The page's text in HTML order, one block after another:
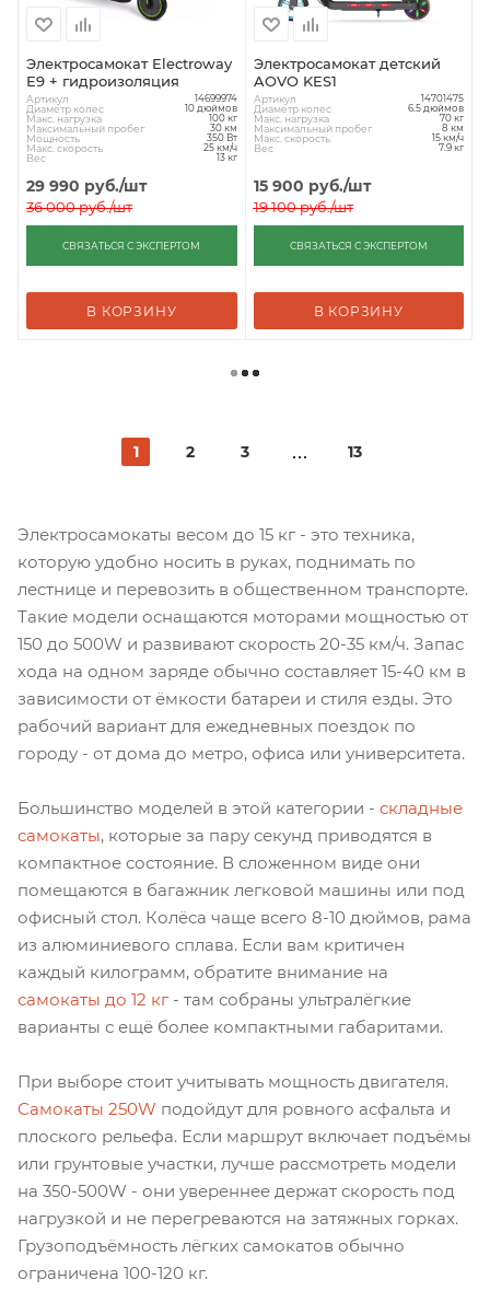
Электросамокат Electroway
E9 + гидроизоляция
Артикул 14699974
Диаметр колес 10 дюймов
Макс. нагрузка 100 кг
Максимальный пробег 30 км
Мощность 350 Вт
Макс. скорость 25 км/ч
Вес 13 кг
29 990 руб./шт
36 000руб./шт
СВЯЗАТЬСЯ С ЭКСПЕРТОМ
В КОРЗИНУ
Электросамокат детский
AOVO KES1
Артикул 14701475
Диаметр колес 6.5 дюймов
Макс. нагрузка 70 кг
Максимальный пробег 8 км
Макс. скорость 15 км/ч
Вес 7.9 кг
15 900 руб./шт
19 100руб./шт
СВЯЗАТЬСЯ С ЭКСПЕРТОМ
В КОРЗИНУ
1 2 3 13
Электросамокаты весом до 15 кг - это техника,
которую удобно носить в руках, поднимать по
лестнице и перевозить в общественном транспорте.
Такие модели оснащаются моторами мощностью от
150 до 500W и развивают скорость 20-35 км/ч. Запас
хода на одном заряде обычно составляет 15-40 км в
зависимости от ёмкости батареи и стиля езды. Это
рабочий вариант для ежедневных поездок по
городу - от дома до метро, офиса или университета.
Большинство моделей в этой категории - складные
самокаты, которые за пару секунд приводятся в
компактное состояние. В сложенном виде они
помещаются в багажник легковой машины или под
офисный стол. Колёса чаще всего 8-10 дюймов, рама
из алюминиевого сплава. Если вам критичен
каждый килограмм, обратите внимание на
самокаты до 12 кг - там собраны ультралёгкие
варианты с ещё более компактными габаритами.
При выборе стоит учитывать мощность двигателя.
Самокаты 250W подойдут для ровного асфальта и
плоского рельефа. Если маршрут включает подъёмы
или грунтовые участки, лучше рассмотреть модели
на 350-500W - они увереннее держат скорость под
нагрузкой и не перегреваются на затяжных горках.
Грузоподъёмность лёгких самокатов обычно
ограничена 100-120 кг.